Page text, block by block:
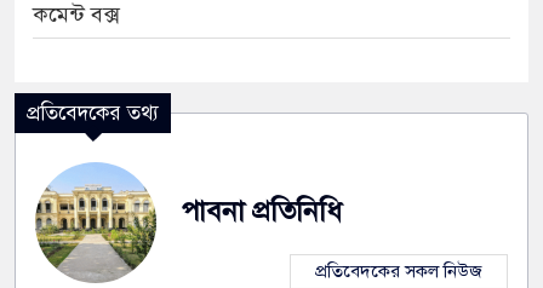
কমেন্ট বক্স
প্রতিবেদকের তথ্য
পাবনা প্রতিনিধি
প্রতিবেদকের সকল নিউজ